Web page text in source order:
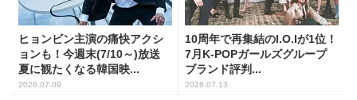
ヒョンビン主演の痛快アクシ
ョンも！今週末(7/10～)放送
夏に観たくなる韓国映...
2026.07.09
10周年で再集結のI.O.Iが1位！
7月K-POPガールズグループ
ブランド評判...
2026.07.13